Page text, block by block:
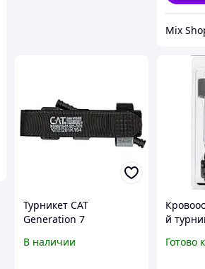
Турникет CAT
Generation 7
В наличии
й
Готово